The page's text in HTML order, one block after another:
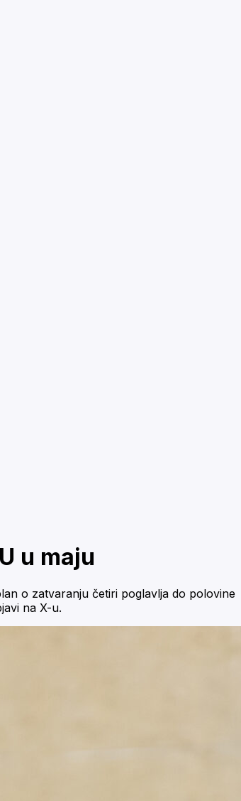
u maju
o zatvaranju četiri poglavlja do polovine
na X-u.